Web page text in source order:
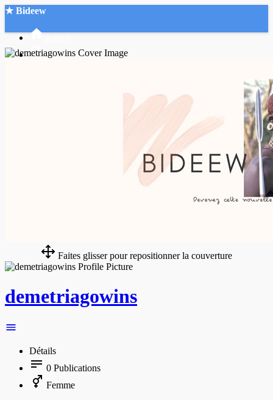
★ Bideew
Faites glisser pour repositionner la couverture
demetriagowins
Détails
0 Publications
Femme